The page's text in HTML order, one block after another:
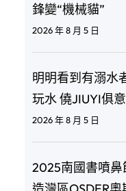
鋒變“機械貓”
2026 年 8 月 5 日
明明看到有溺水
玩水 僥JIUYI俱
2026 年 8 月 5 日
2025南國書噴